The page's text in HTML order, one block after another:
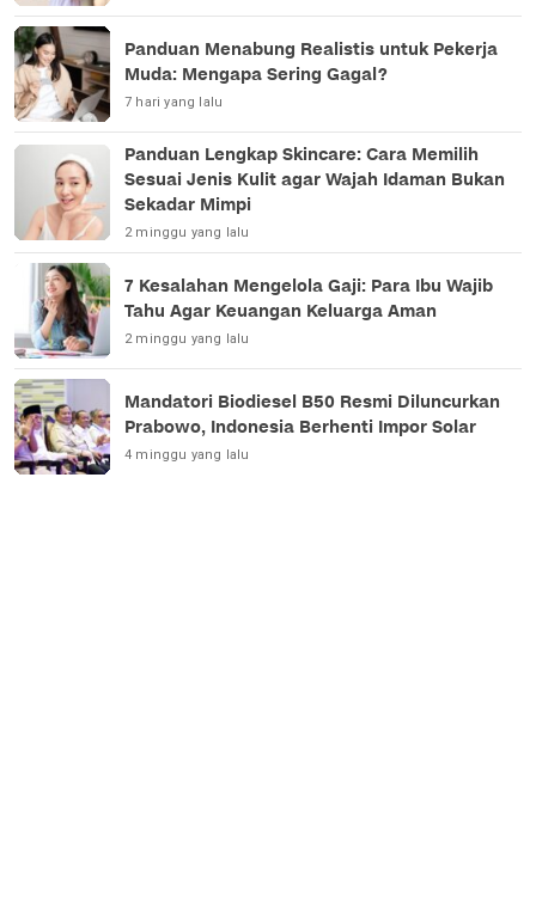
Panduan Menabung Realistis untuk Pekerja
Muda: Mengapa Sering Gagal?
7 hari yang lalu
Panduan Lengkap Skincare: Cara Memilih
Sesuai Jenis Kulit agar Wajah Idaman Bukan
Sekadar Mimpi
2 minggu yang lalu
7 Kesalahan Mengelola Gaji: Para Ibu Wajib
Tahu Agar Keuangan Keluarga Aman
2 minggu yang lalu
Mandatori Biodiesel B50 Resmi Diluncurkan
Prabowo, Indonesia Berhenti Impor Solar
4 minggu yang lalu